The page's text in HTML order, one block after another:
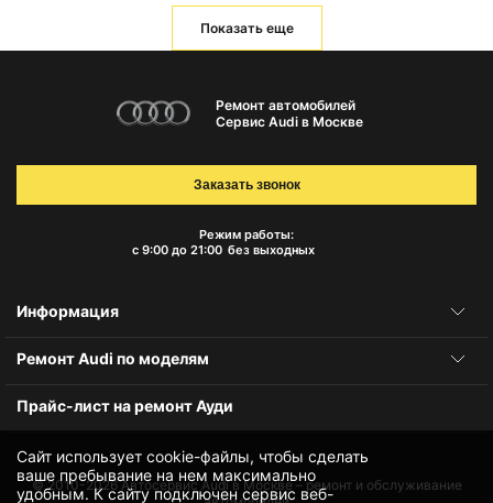
Показать еще
Сайт использует cookie-файлы, чтобы сделать
ваше пребывание на нем максимально
удобным. К cайту подключен сервис веб-
Ремонт автомобилей
Сервис Audi в Москве
Режим работы:
с 9:00 до 21:00 без выходных
Заказать звонок
Информация
Ремонт Audi по моделям
Прайс-лист на ремонт Ауди
© 2010-2026Автосервис Audi в Москве – ремонт и обслуживание